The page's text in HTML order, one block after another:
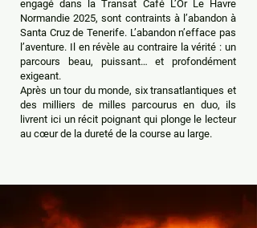
engagé dans la Transat Café L’Or Le Havre
Normandie 2025, sont contraints à l’abandon à
Santa Cruz de Tenerife. L’abandon n’efface pas
l’aventure. Il en révèle au contraire la vérité : un
parcours beau, puissant… et profondément
exigeant.
Après un tour du monde, six transatlantiques et
des milliers de milles parcourus en duo, ils
livrent ici un récit poignant qui plonge le lecteur
au cœur de la dureté de la course au large.